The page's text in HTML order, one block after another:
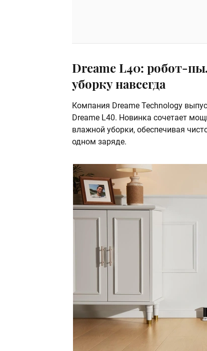
Dreame L40: робот-
уборку навсегда
Компания Dreame Technology
Dreame L40. Новинка сочетает
влажной уборки, обеспечивая
одном заряде.